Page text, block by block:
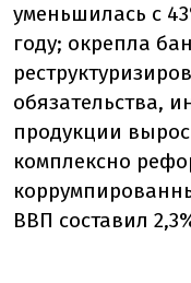
уменьшилась с
году; окрепла
обязательства,
продукции вырос
комплексно
ВВП составил